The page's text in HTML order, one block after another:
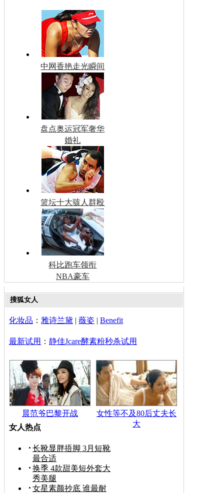
中网香艳走光瞬间
盘点奥运冠军奢华
婚礼
篮坛十大骇人群殴
科比跑车领衔
NBA豪车
搜狐女人
化妆品 ： 雅诗兰黛 | 薇姿 | Benefit
最新试用 ： 静佳Jcare酵素粉秒杀试用
晨范爷巴黎开战
女性等不及80后丈夫长
大
女人热点
长靴显胖捂脚 3月短靴
最合适
换季 4款甜美短外套大
秀美腿
女星素颜抄底 谁最耐